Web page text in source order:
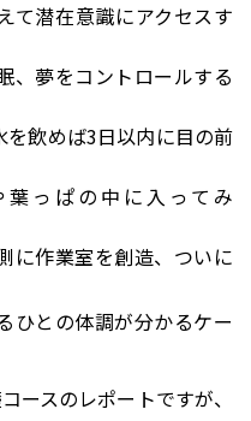
潜在意識にアクセスす
夢をコントロールする
飲めば3日以内に目の前
っぱの中に入ってみ
作業室を創造、ついに
との体調が分かるケー
ースのレポートですが、